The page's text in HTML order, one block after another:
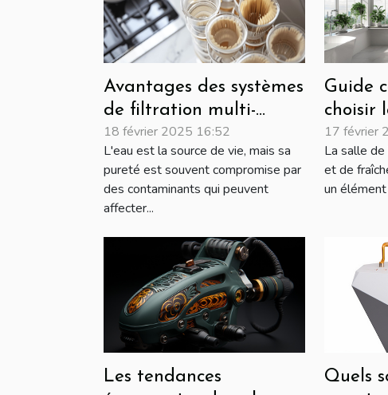
Avantages des systèmes
de filtration multi-
étapes pour une eau
pure
18 février 2025 16:52
L'eau est la source de vie, mais sa
pureté est souvent compromise par
des contaminants qui peuvent
affecter...
Guide
choisir
17 février
La salle
et de
un
Les tendances
Quels